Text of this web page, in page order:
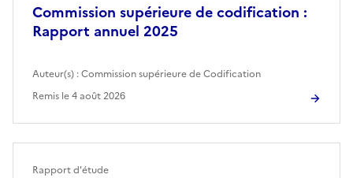
Commission supérieure de codification :
Rapport annuel 2025
Auteur(s) :Commission supérieure de Codification
Remis le4 août 2026
Rapport d'étude